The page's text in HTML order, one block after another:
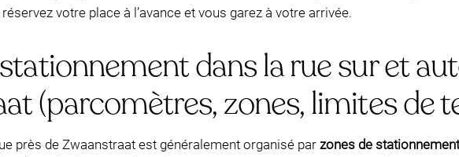
votre place à l’avance et vous garez à votre arrivée.
dans la rue sur et
(parcomètres, zones, limites de
près de Zwaanstraat est généralement organisé par zones de stationnement